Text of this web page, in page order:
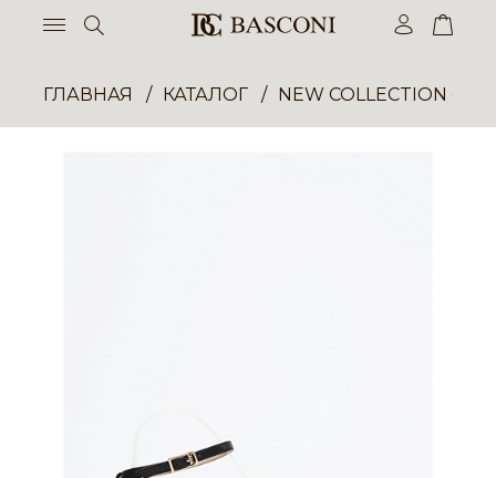
ГЛАВНАЯ КАТАЛОГ NEW COLLECTION